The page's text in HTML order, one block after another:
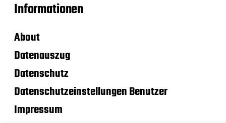
Informationen
About
Datenauszug
Datenschutz
Datenschutzeinstellungen Benutzer
Impressum